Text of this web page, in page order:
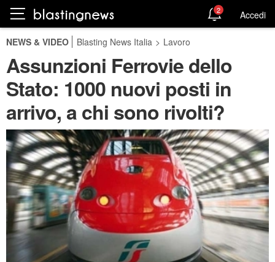
2 Accedi
NEWS & VIDEO Blasting News Italia > Lavoro
Assunzioni Ferrovie dello
Stato: 1000 nuovi posti in
arrivo, a chi sono rivolti?